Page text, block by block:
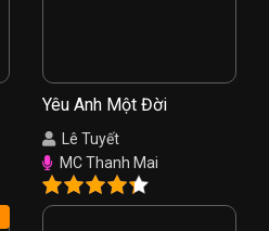
Yêu Anh Một Đời
Lê Tuyết
MC Thanh Mai